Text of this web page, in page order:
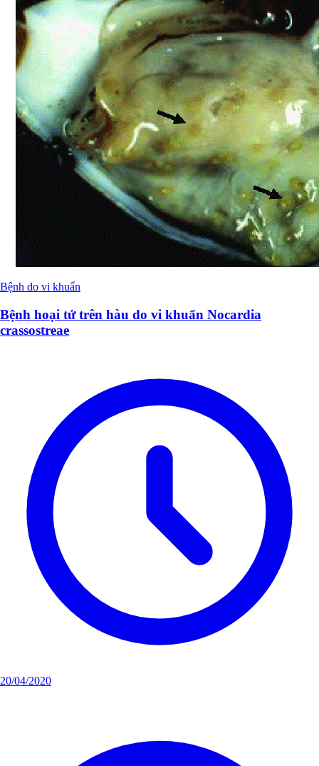
Bệnh do vi khuẩn
Bệnh hoại tử trên hàu do vi khuẩn Nocardia
crassostreae
20/04/2020